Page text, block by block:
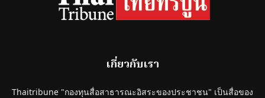
เกี่ยวกับเรา
Thaitribune "กองทุนสื่อสาธารณะอิสระของประชาชน" เป็นสื่อของ